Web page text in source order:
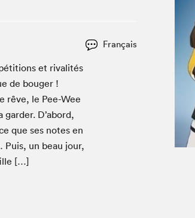
Québec
international Metropolis
Français
et rival­ités
de bouger !
rêve, le Pee-Wee
D’abord,
que ses notes en
Puis, un beau jour,
[…]